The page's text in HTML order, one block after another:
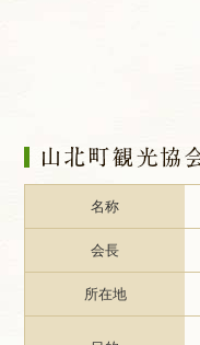
名称
会長
所在地